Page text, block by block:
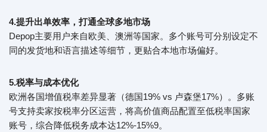
4.提升出单效率，打通全球多地市场
Depop主要用户来自欧美、澳洲等国家。多个账号可分别设定不
同的发货地和语言描述等细节，更贴合本地市场偏好。
5.税率与成本优化
欧洲各国增值税率差异显著（德国19% vs 卢森堡17%）。多账
号支持卖家按税率分区运营，将高价值商品配置至低税率国家
账号，综合降低税务成本达12%-15%9。